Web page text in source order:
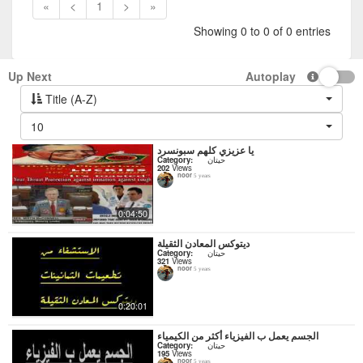
« < 1 >
»
Showing 0 to 0 of 0 entries
Up Next
Autoplay
Title (A-Z)
10
0:04:50
يا عزيزي كلهم سبونسرد
Category: حيتان
202 Views
noor 5 years
0:20:01
ديتوكس المعادن الثقيلة
Category: حيتان
321 Views
noor 5 years
الجسم يعمل ب الفيزياء أكثر من الكيمياء
Category: حيتان
195 Views
noor 5 years